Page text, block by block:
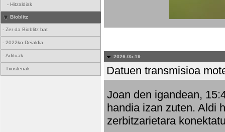
- Hitzaldiak
Bioblitz
- Zer da Bioblitz bat
- 2022ko Deialdia
- Adituak
- Txostenak
2026-05-19
Datuen transmisioa
Joan den igandean,
handia izan zuten. Aldi
zerbitzarietara